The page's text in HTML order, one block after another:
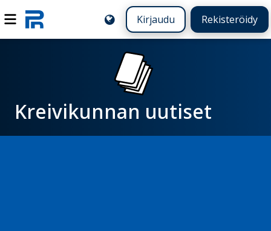
Kirjaudu Rekisteröidy
Kreivikunnan uutiset